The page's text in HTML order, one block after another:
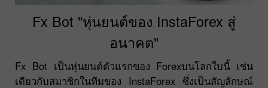
Fx Bot "หุ่นยนต์ของ InstaForex สู่
อนาคต"
Fx Bot เป็นหุ่นยนต์ตัวแรกของ Forexบนโลกใบนี้ เช่น
เดียวกับสมาชิกในทีมของ InstaForex ซึ่งเป็นสัญลักษณ์